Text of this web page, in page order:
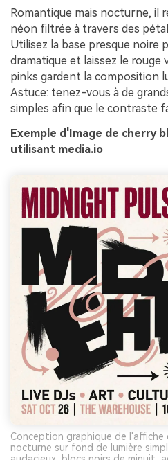
Romantique mais nocturne, il
néon filtrée à travers des
Utilisez la base presque noire
dramatique et laissez le
pinks gardent la composition
Astuce: tenez-vous à de
simples afin que le contraste
Exemple d'Image de cherry
utilisant media.io
Conception graphique de l'affiche
nocturne sur fond de lumière